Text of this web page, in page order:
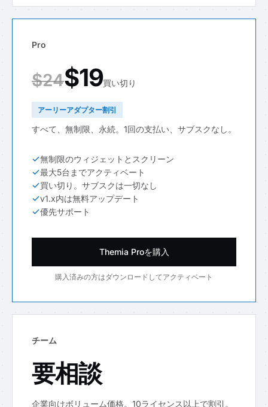
Pro
$24$19買い切り
アーリーアダプター割引
すべて、無制限、永続。1回の支払い、サブスクなし。
無制限のウィジェットとスクリーン
最大5台までアクティベート
買い切り。サブスクは一切なし
v1.x内は無料アップデート
優先サポート
Themia Proを購入
購入済みの方はダウンロードしてアクティベート
チーム
要相談
企業向けボリューム価格。10ライセンス以上で割引。